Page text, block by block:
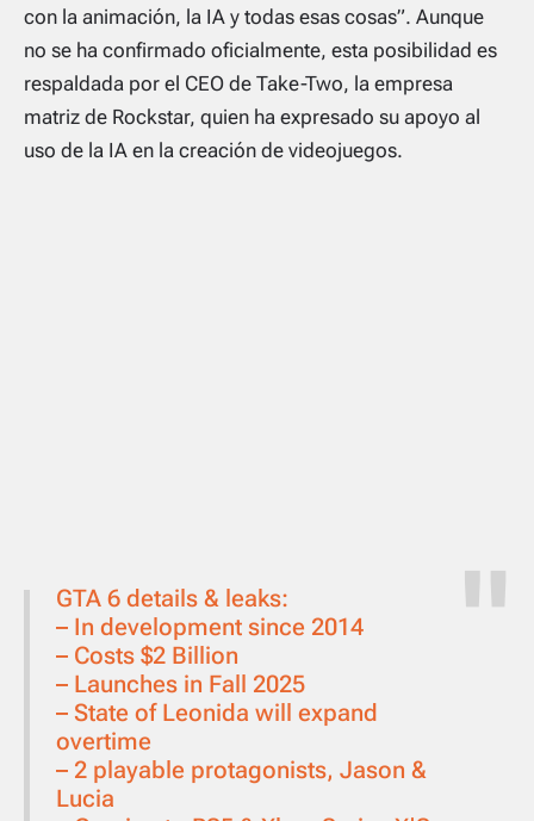
con la animación, la IA y todas esas cosas”. Aunque
no se ha confirmado oficialmente, esta posibilidad es
respaldada por el CEO de Take-Two, la empresa
matriz de Rockstar, quien ha expresado su apoyo al
uso de la IA en la creación de videojuegos.
GTA 6 details & leaks:
– In development since 2014
– Costs $2 Billion
– Launches in Fall 2025
– State of Leonida will expand
overtime
– 2 playable protagonists, Jason &
Lucia